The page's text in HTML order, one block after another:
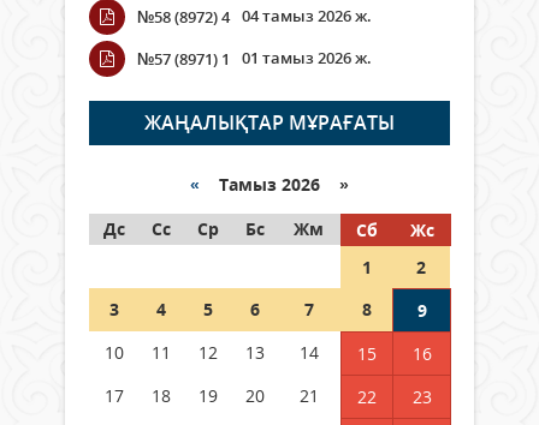
Wi-Fi ҚАБЫРҒА АРҚЫЛЫ ҚАЛАЙ
ӨТЕДІ?
06 тамыз 2026 ж. 279
граждане Казахстана,
05 тамыз 2026 ж. 161
Шетелде жүрген Қазақстан
азаматтары қалай дауыс бере
№58 (8972) 4 04 тамыз 2026 ж.
№57 (8971) 1
01 тамыз 2026 ж.
ЖАҢАЛЫҚТАР МҰРАҒАТЫ
« Тамыз 2026 »
Дс
Сс Ср Бс Жм Сб
Жс
1
2
3
4 5 6 7 8
9
10
11 12 13 14 15
16
17
18 19 20 21 22
23